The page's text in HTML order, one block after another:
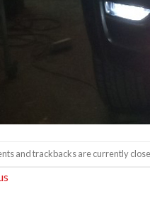
and trackbacks are currently